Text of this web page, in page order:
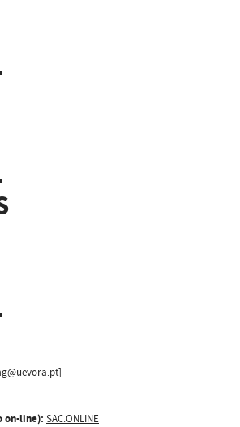
]
on-line): SAC.ONLINE